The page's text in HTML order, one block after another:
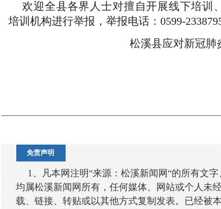
欢迎全县各界人士对擅自开展线下培训
培训机构进行举报，举报电话：0599-
松溪县应对新冠肺
免责声明
1、凡本网注明“来源：松溪新闻网“的所有文
均属松溪新闻网所有，任何媒体、网站或个人未
载、链接、转贴或以其他方式复制发表。已经被